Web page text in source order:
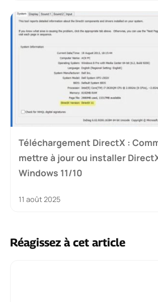
Téléchargement DirectX :
mettre à jour ou installer
Windows 11/10
11 août 2025
Réagissez à cet article